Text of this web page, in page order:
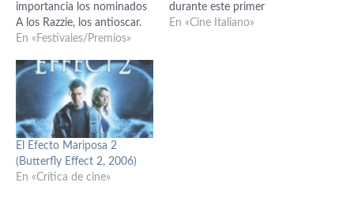
importancia los nominados
A los Razzie, los antioscar.
Los Razzie vienen a ser a los
los Goya. Estos son los
nominados de este año:
Peor Película “Instinto
Básico 2” “BloodRayne” "La
Joven…
En «Festivales/Premios»
durante este primer
trimestre del año 2011, me
En «Cine Italiano»
El Efecto Mariposa 2
(Butterfly Effect 2, 2006)
En «Crítica de cine»